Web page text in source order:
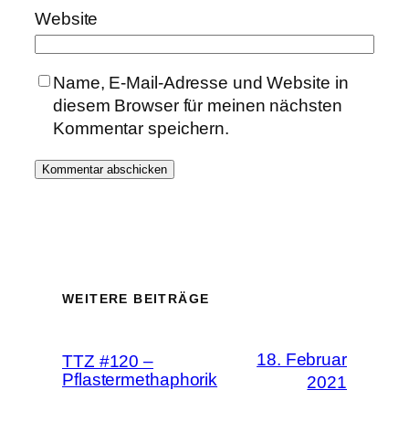
Website
Name, E-Mail-Adresse und Website in
diesem Browser für meinen nächsten
Kommentar speichern.
WEITERE BEITRÄGE
TTZ #120 –
Pflastermethaphorik
18. Februar
2021